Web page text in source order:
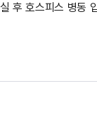
후 호스피스 병동